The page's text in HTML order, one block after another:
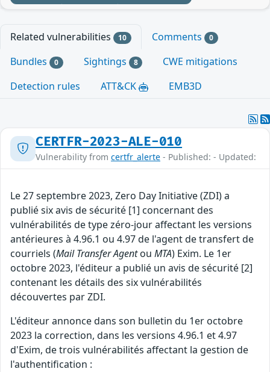
Related vulnerabilities 10 Comments 0
Bundles 0 Sightings 8
CWE mitigations
Detection rules
ATT&CK EMB3D
CERTFR-2023-ALE-010
Vulnerability from certfr_alerte - Published: - Updated:
Le 27 septembre 2023, Zero Day Initiative (ZDI) a
publié six avis de sécurité [1] concernant des
vulnérabilités de type zéro-jour affectant les versions
antérieures à 4.96.1 ou 4.97 de l'agent de transfert de
courriels (Mail Transfer Agentou MTA) Exim. Le 1er
octobre 2023, l'éditeur a publié un avis de sécurité [2]
contenant les détails des six vulnérabilités
découvertes par ZDI.
L'éditeur annonce dans son bulletin du 1er octobre
2023 la correction, dans les versions 4.96.1 et 4.97
d'Exim, de trois vulnérabilités affectant la gestion de
l'authentification :